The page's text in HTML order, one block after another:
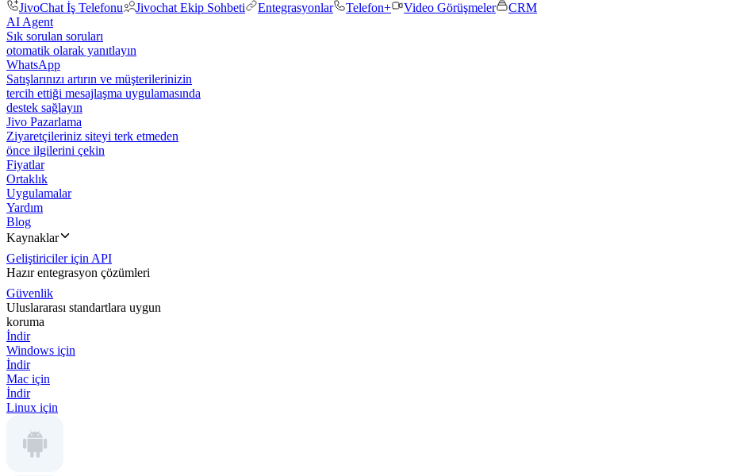
JivoChat İş Telefonu
Jivochat Ekip Sohbeti Entegrasyonlar Telefon+ Video Görüşmeler
CRM
AI Agent
Sık sorulan soruları
otomatik olarak yanıtlayın
WhatsApp
Satışlarınızı artırın ve müşterilerinizin
tercih ettiği mesajlaşma uygulamasında
destek sağlayın
Jivo Pazarlama
Ziyaretçileriniz siteyi terk etmeden
önce ilgilerini çekin
Fiyatlar
Ortaklık
Uygulamalar
Yardım
Blog
Kaynaklar
Geliştiriciler için API
Hazır entegrasyon çözümleri
Güvenlik
Uluslararası standartlara uygun
koruma
İndir
Windows için
İndir
Mac için
İndir
Linux için